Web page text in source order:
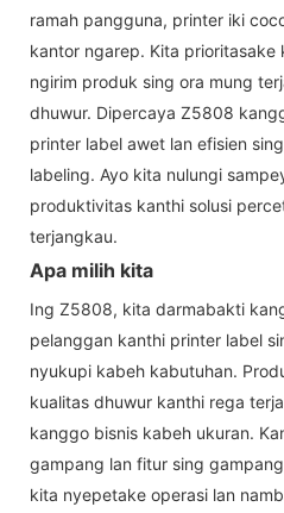
ramah pangguna, printer iki
kantor ngarep. Kita
ngirim produk sing ora mung
dhuwur. Dipercaya Z5808
printer label awet lan efisien
labeling. Ayo kita nulungi
produktivitas kanthi solusi
terjangkau.
Apa milih kita
Ing Z5808, kita darmabakti
pelanggan kanthi printer label
nyukupi kabeh kabutuhan.
kualitas dhuwur kanthi rega
kanggo bisnis kabeh ukuran.
gampang lan fitur sing
kita nyepetake operasi lan